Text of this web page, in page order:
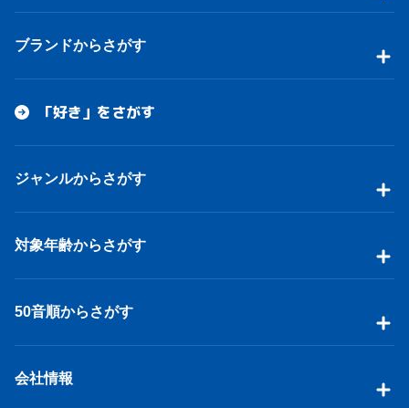
ブランドからさがす
「好き」をさがす
ジャンルからさがす
対象年齢からさがす
50音順からさがす
会社情報